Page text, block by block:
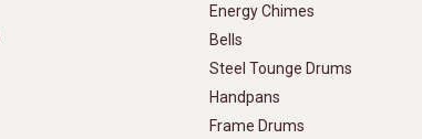
Energy Chimes
Bells
Steel Tounge Drums
Handpans
Frame Drums